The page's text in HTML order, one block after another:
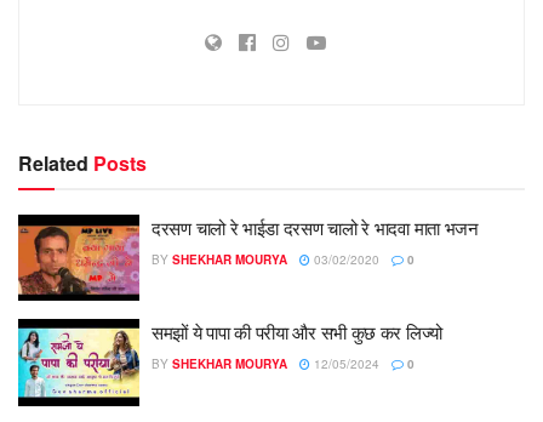
Related Posts
दरसण चालो रे भाईडा दरसण चालो रे भादवा माता भजन
BY SHEKHAR MOURYA 03/02/2020 0
समझों ये पापा की परीया और सभी कुछ कर लिज्यो
BY SHEKHAR MOURYA 12/05/2024 0